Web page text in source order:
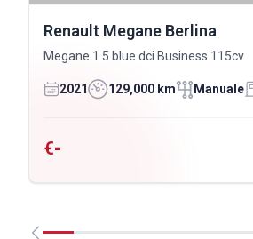
Renault Megane Berlina
Megane 1.5 blue dci Business 115cv
2021 129,000 km Manuale
€-